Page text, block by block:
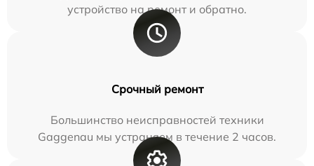
устройство на ремонт и обратно.
Срочный ремонт
Большинство неисправностей техники
Gaggenau мы устраняем в течение 2 часов.